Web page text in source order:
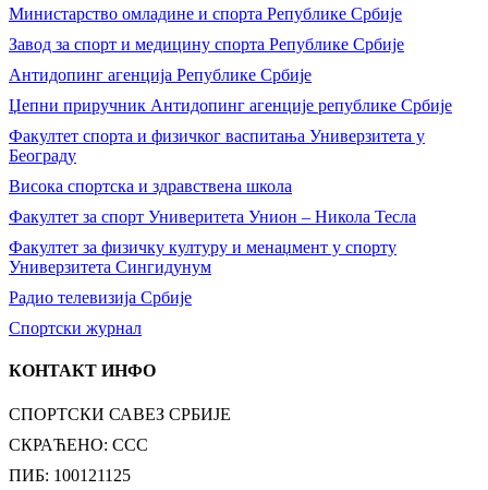
Министарство омладине и спорта Републике Србије
Завод за спорт и медицину спорта Републике Србије
Антидопинг агенција Републике Србије
Џепни приручник Антидопинг агенције републике Србије
Факултет спорта и физичког васпитања Универзитета у
Београду
Висока спортска и здравствена школа
Факултет за спорт Универитета Унион – Никола Тесла
Факултет за физичку културу и менаџмент у спорту
Универзитета Сингидунум
Радио телевизија Србије
Спортски журнал
КОНТАКТ ИНФО
СПОРТСКИ САВЕЗ СРБИЈЕ
СКРАЋЕНО: ССС
ПИБ: 100121125